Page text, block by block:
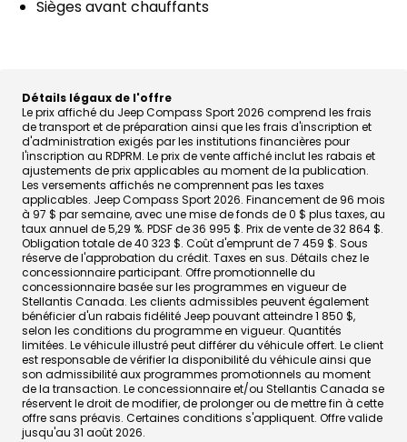
Sièges avant chauffants
Détails légaux de l'offre
Le prix affiché du Jeep Compass Sport 2026 comprend les frais
de transport et de préparation ainsi que les frais d'inscription et
d'administration exigés par les institutions financières pour
l'inscription au RDPRM. Le prix de vente affiché inclut les rabais et
ajustements de prix applicables au moment de la publication.
Les versements affichés ne comprennent pas les taxes
applicables. Jeep Compass Sport 2026. Financement de 96 mois
à 97 $ par semaine, avec une mise de fonds de 0 $ plus taxes, au
taux annuel de 5,29 %. PDSF de 36 995 $. Prix de vente de 32 864 $.
Obligation totale de 40 323 $. Coût d'emprunt de 7 459 $. Sous
réserve de l'approbation du crédit. Taxes en sus. Détails chez le
concessionnaire participant. Offre promotionnelle du
concessionnaire basée sur les programmes en vigueur de
Stellantis Canada. Les clients admissibles peuvent également
bénéficier d'un rabais fidélité Jeep pouvant atteindre 1 850 $,
selon les conditions du programme en vigueur. Quantités
limitées. Le véhicule illustré peut différer du véhicule offert. Le client
est responsable de vérifier la disponibilité du véhicule ainsi que
son admissibilité aux programmes promotionnels au moment
de la transaction. Le concessionnaire et/ou Stellantis Canada se
réservent le droit de modifier, de prolonger ou de mettre fin à cette
offre sans préavis. Certaines conditions s'appliquent. Offre valide
jusqu'au 31 août 2026.